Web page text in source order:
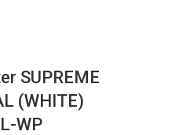
SUPREME
(WHITE)
WP